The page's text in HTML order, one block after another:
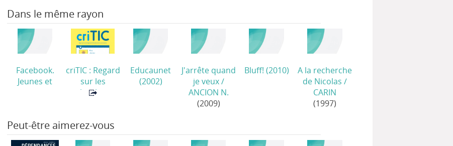
Dans le même rayon
Facebook.
Jeunes et
!(2012-05)
criTIC : Regard
sur les
technologies
et de la
communicatio
Educaunet
(2002)
J'arrête quand
je veux/
ANCION N.
(2009)
Bluff! (2010)
A la recherche
de Nicolas /
CARIN
(1997)
Peut-être aimerez-vous